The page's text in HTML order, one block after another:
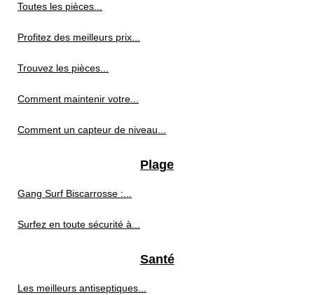
Toutes les pièces...
Profitez des meilleurs prix...
Trouvez les pièces...
Comment maintenir votre...
Comment un capteur de niveau...
Plage
Gang Surf Biscarrosse :...
Surfez en toute sécurité à...
Santé
Les meilleurs antiseptiques...